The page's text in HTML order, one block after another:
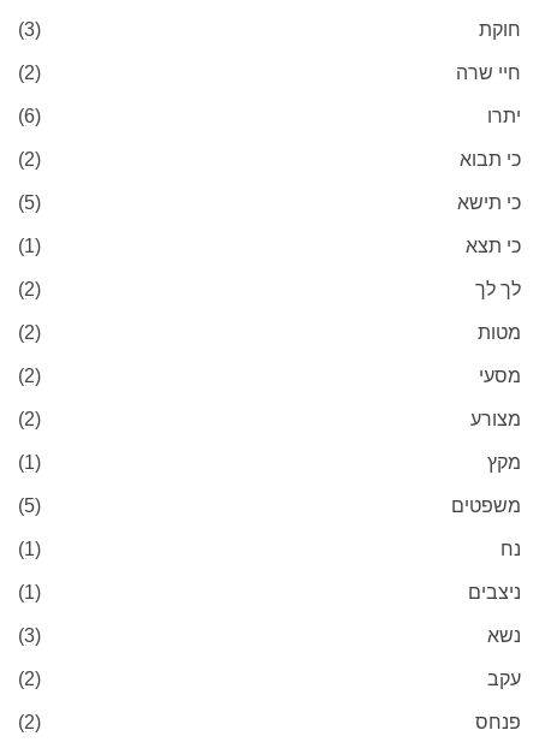
חוקת (3)
חיי שרה (2)
יתרו (6)
כי תבוא (2)
כי תישא (5)
כי תצא (1)
לך לך (2)
מטות (2)
מסעי (2)
מצורע (2)
מקץ (1)
משפטים (5)
נח (1)
ניצבים (1)
נשא (3)
עקב (2)
פנחס (2)